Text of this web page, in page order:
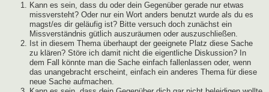
Kann es sein, dass du oder dein Gegenüber gerade nur etwas
missversteht? Oder nur ein Wort anders benutzt wurde als du es
magst/es dir geläufig ist? Bitte versuch doch zunächst ein
Missverständnis gütlich auszuräumen oder auszuschließen.
Ist in diesem Thema überhaupt der geeignete Platz diese Sache
zu klären? Störe ich damit nicht die eigentliche Diskussion? In
dem Fall könnte man die Sache einfach fallenlassen oder, wenn
das unangebracht erscheint, einfach ein anderes Thema für diese
neue Sache aufmachen.